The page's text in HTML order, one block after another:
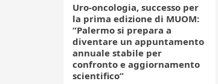
Uro-oncologia, successo per
la prima edizione di MUOM:
“Palermo si prepara a
diventare un appuntamento
annuale stabile per
confronto e aggiornamento
scientifico”